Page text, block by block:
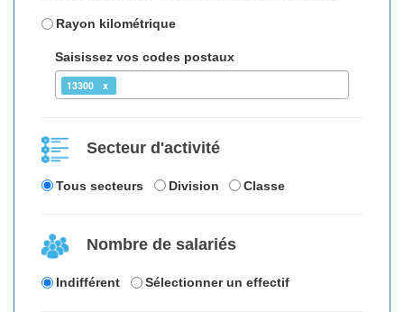
Rayon kilométrique
Saisissez vos codes postaux
13300
Secteur d'activité
Tous secteurs Division Classe
Nombre de salariés
Indifférent Sélectionner un effectif